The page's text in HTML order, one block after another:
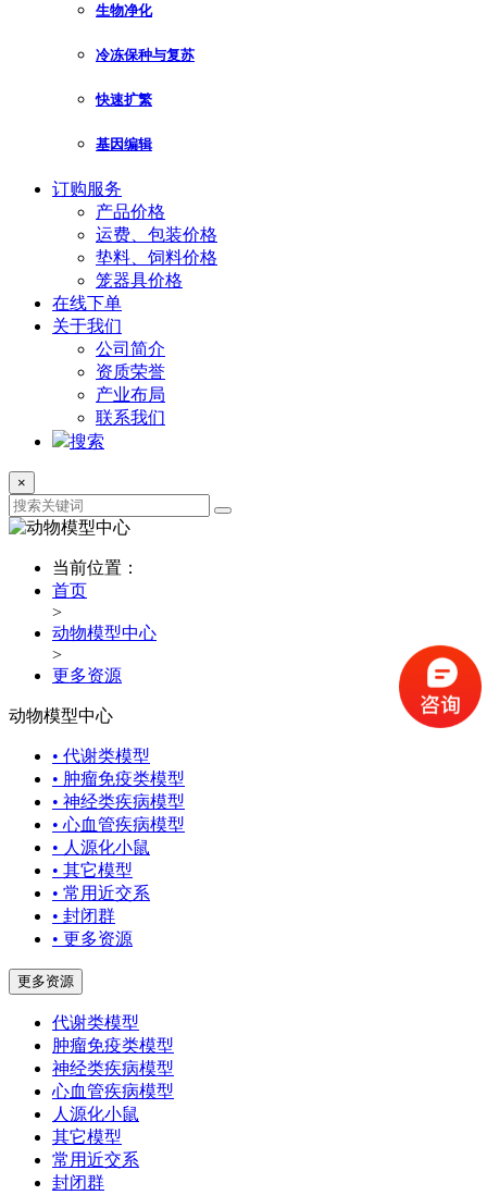
生物净化
冷冻保种与复苏
快速扩繁
基因编辑
订购服务
产品价格
运费、包装价格
垫料、饲料价格
笼器具价格
在线下单
关于我们
公司简介
资质荣誉
产业布局
联系我们
搜索
×
当前位置：
首页
>
动物模型中心
>
更多资源
动物模型中心
• 代谢类模型
• 肿瘤免疫类模型
• 神经类疾病模型
• 心血管疾病模型
• 人源化小鼠
• 其它模型
• 常用近交系
• 封闭群
• 更多资源
更多资源
代谢类模型
肿瘤免疫类模型
神经类疾病模型
心血管疾病模型
人源化小鼠
其它模型
常用近交系
封闭群